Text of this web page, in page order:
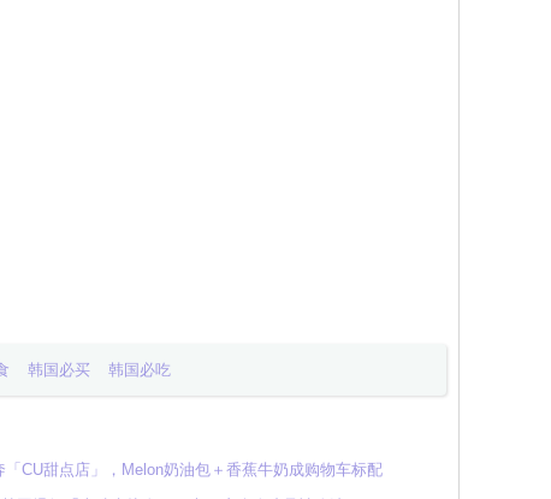
韩国必买 韩国必吃
CU甜点店」，Melon奶油包＋香蕉牛奶成购物车标配